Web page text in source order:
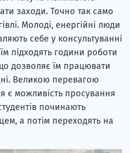
заходи. Точно так само
Молоді, енергійні люди
себе у консультуванні
підходять години роботи
дозволяє їм працювати
Великою перевагою
є можливість просування
починають
а потім переходять на